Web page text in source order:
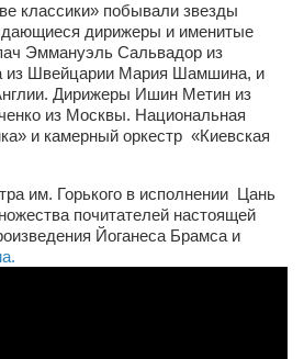
Studio
классики» побывали звезды
дирижеры и именитые
Эммануэль Сальвадор из
из Швейцарии Мария Шамшина, и
Дирижеры Ишин Метин из
из Москвы. Национальная
и камерный оркестр «Киевская
им. Горького в исполнении Цань
почитателей настоящей
Йоганеса Брамса и